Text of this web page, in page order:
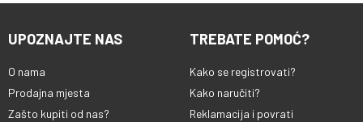
UPOZNAJTE NAS
O nama
Prodajna mjesta
Zašto kupiti od nas?
TREBATE POMOĆ?
Kako se registrovati?
Kako naručiti?
Reklamacija i povrati